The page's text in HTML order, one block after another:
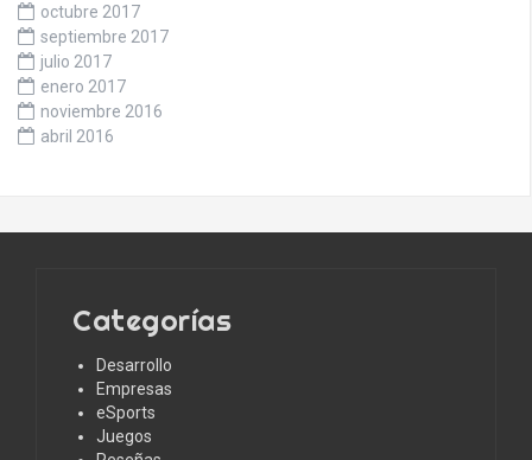
octubre 2017
septiembre 2017
julio 2017
enero 2017
noviembre 2016
abril 2016
Categorías
Desarrollo
Empresas
eSports
Juegos